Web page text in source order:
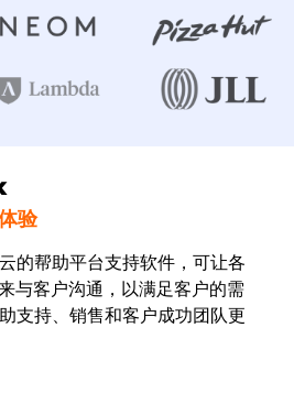
验
的帮助平台支持软件，可让各
与客户沟通，以满足客户的需
支持、销售和客户成功团队更